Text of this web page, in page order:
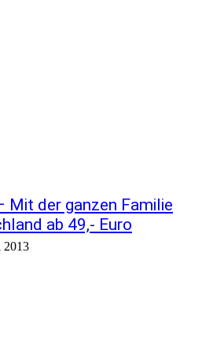
Mit der ganzen Familie
ab 49,- Euro
2013